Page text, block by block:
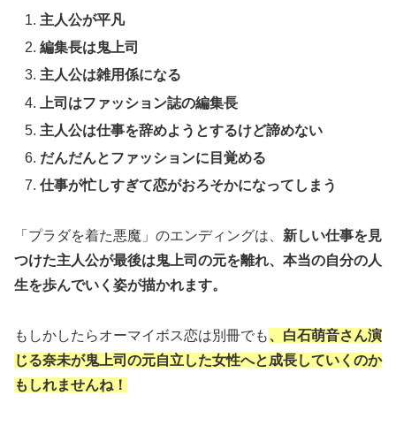
主人公が平凡
編集長は鬼上司
主人公は雑用係になる
上司はファッション誌の編集長
主人公は仕事を辞めようとするけど諦めない
だんだんとファッションに目覚める
仕事が忙しすぎて恋がおろそかになってしまう
「プラダを着た悪魔」のエンディングは、 新しい仕事を見
つけた主人公が最後は鬼上司の元を離れ、本当の自分の人
生を歩んでいく姿が描かれます。
もしかしたらオーマイボス恋は別冊でも、白石萌音さん演
じる奈未が鬼上司の元自立した女性へと成長していくのか
もしれませんね！